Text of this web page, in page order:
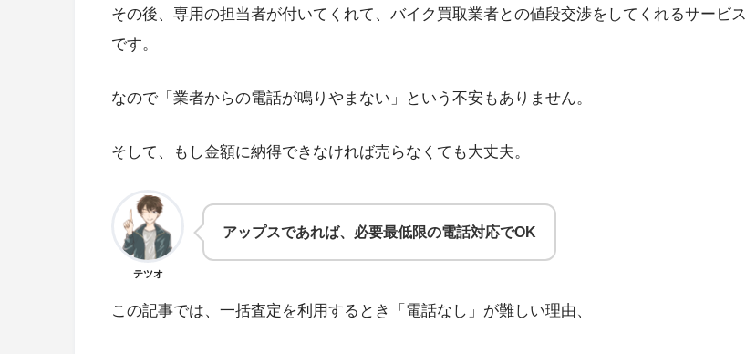
その後、専用の担当者が付いてくれて、バイク買取業者との値段交渉をしてくれるサービス
です。
なので「業者からの電話が鳴りやまない」という不安もありません。
そして、もし金額に納得できなければ売らなくても大丈夫。
テツオ
アップスであれば、必要最低限の電話対応でOK
この記事では、一括査定を利用するとき「電話なし」が難しい理由、